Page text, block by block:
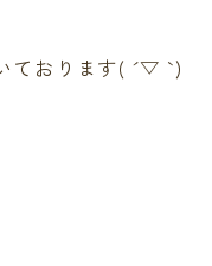
ております( ´ ▽ ` )